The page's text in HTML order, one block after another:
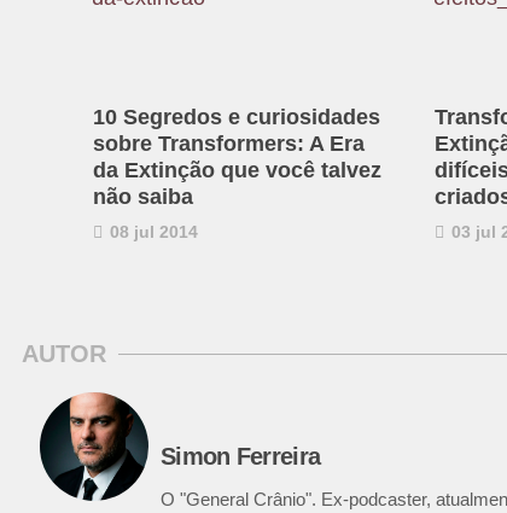
10 Segredos e curiosidades
sobre Transformers: A Era
da Extinção que você talvez
não saiba
08 jul 2014 03 jul
AUTOR
Simon Ferreira
O "General Crânio". Ex-podcaster,